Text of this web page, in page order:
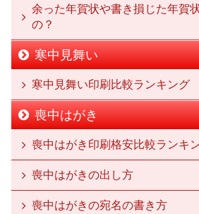
余った年賀状や書き損じた年賀
の？
寒中見舞い
寒中見舞い印刷比較ランキング
喪中はがき
喪中はがき印刷格安比較ランキ
喪中はがきの出し方
喪中はがきの宛名の書き方